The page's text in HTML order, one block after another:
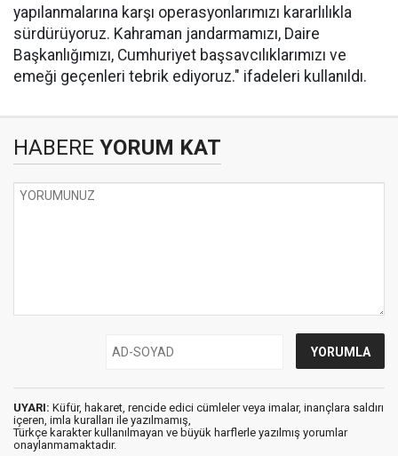
yapılanmalarına karşı operasyonlarımızı kararlılıkla
sürdürüyoruz. Kahraman jandarmamızı, Daire
Başkanlığımızı, Cumhuriyet başsavcılıklarımızı ve
emeği geçenleri tebrik ediyoruz." ifadeleri kullanıldı.
HABERE YORUM KAT
UYARI: Küfür, hakaret, rencide edici cümleler veya imalar, inançlara saldırı
içeren, imla kuralları ile yazılmamış,
Türkçe karakter kullanılmayan ve büyük harflerle yazılmış yorumlar
onaylanmamaktadır.